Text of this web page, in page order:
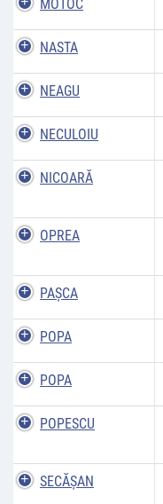
MOTOC
NASTA
NEAGU
NECULOIU
NICOARĂ
OPREA
PAŞCA
POPA
POPA
POPESCU
SECĂŞAN